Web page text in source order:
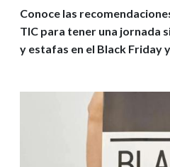
Conoce las
TIC para tener una jornada
y estafas en el Black Friday